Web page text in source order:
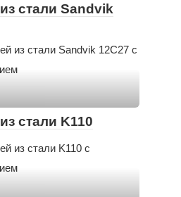
стали Sandvik
из стали Sandvik 12С27 с
стали K110
из стали K110 с